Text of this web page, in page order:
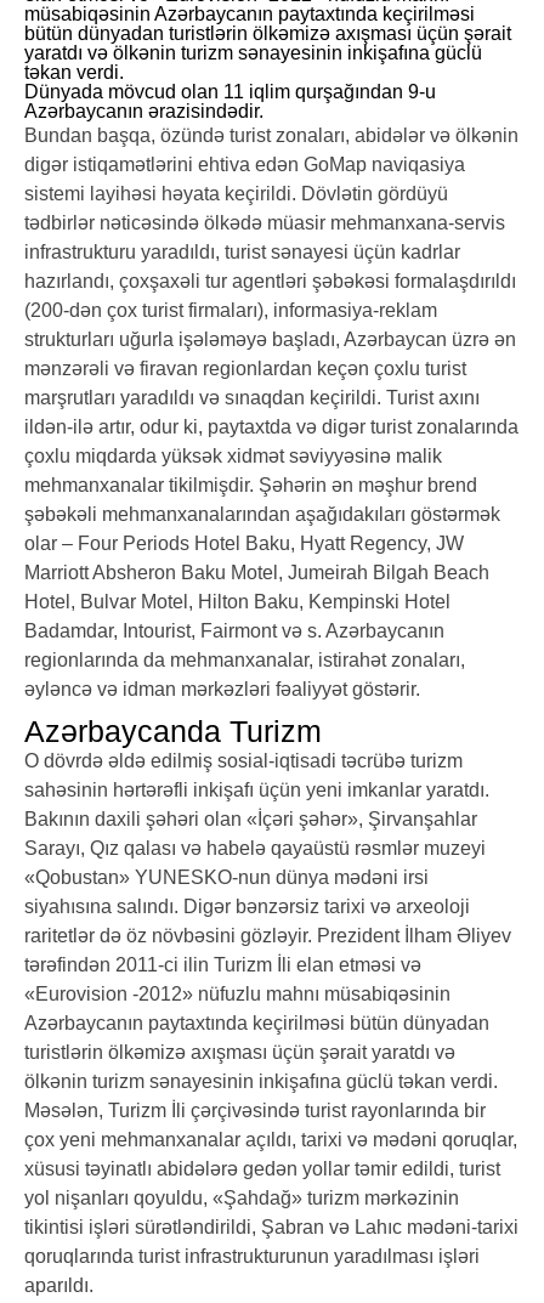
müsabiqəsinin Azərbaycanın paytaxtında keçirilməsi
bütün dünyadan turistlərin ölkəmizə axışması üçün şərait
yaratdı və ölkənin turizm sənayesinin inkişafına güclü
təkan verdi.
Dünyada mövcud olan 11 iqlim qurşağından 9-u
Azərbaycanın ərazisindədir.
Bundan başqa, özündə turist zonaları, abidələr və ölkənin
digər istiqamətlərini ehtiva edən GoMap naviqasiya
sistemi layihəsi həyata keçirildi. Dövlətin gördüyü
tədbirlər nəticəsində ölkədə müasir mehmanxana-servis
infrastrukturu yaradıldı, turist sənayesi üçün kadrlar
hazırlandı, çoxşaxəli tur agentləri şəbəkəsi formalaşdırıldı
(200-dən çox turist firmaları), informasiya-reklam
strukturları uğurla işələməyə başladı, Azərbaycan üzrə ən
mənzərəli və firavan regionlardan keçən çoxlu turist
marşrutları yaradıldı və sınaqdan keçirildi. Turist axını
ildən-ilə artır, odur ki, paytaxtda və digər turist zonalarında
çoxlu miqdarda yüksək xidmət səviyyəsinə malik
mehmanxanalar tikilmişdir. Şəhərin ən məşhur brend
şəbəkəli mehmanxanalarından aşağıdakıları göstərmək
olar – Four Periods Hotel Baku, Hyatt Regency, JW
Marriott Absheron Baku Motel, Jumeirah Bilgah Beach
Hotel, Bulvar Motel, Hilton Baku, Kempinski Hotel
Badamdar, Intourist, Fairmont və s. Azərbaycanın
regionlarında da mehmanxanalar, istirahət zonaları,
əyləncə və idman mərkəzləri fəaliyyət göstərir.
Azərbaycanda Turizm
O dövrdə əldə edilmiş sosial-iqtisadi təcrübə turizm
sahəsinin hərtərəfli inkişafı üçün yeni imkanlar yaratdı.
Bakının daxili şəhəri olan «İçəri şəhər», Şirvanşahlar
Sarayı, Qız qalası və habelə qayaüstü rəsmlər muzeyi
«Qobustan» YUNESKO-nun dünya mədəni irsi
siyahısına salındı. Digər bənzərsiz tarixi və arxeoloji
raritetlər də öz növbəsini gözləyir. Prezident İlham Əliyev
tərəfindən 2011-ci ilin Turizm İli elan etməsi və
«Eurovision -2012» nüfuzlu mahnı müsabiqəsinin
Azərbaycanın paytaxtında keçirilməsi bütün dünyadan
turistlərin ölkəmizə axışması üçün şərait yaratdı və
ölkənin turizm sənayesinin inkişafına güclü təkan verdi.
Məsələn, Turizm İli çərçivəsində turist rayonlarında bir
çox yeni mehmanxanalar açıldı, tarixi və mədəni qoruqlar,
xüsusi təyinatlı abidələrə gedən yollar təmir edildi, turist
yol nişanları qoyuldu, «Şahdağ» turizm mərkəzinin
tikintisi işləri sürətləndirildi, Şabran və Lahıc mədəni-tarixi
qoruqlarında turist infrastrukturunun yaradılması işləri
aparıldı.